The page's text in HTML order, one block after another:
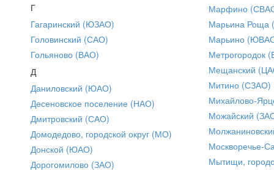
Г
Гагаринский (ЮЗАО)
Головинский (САО)
Гольяново (ВАО)
Д
Даниловский (ЮАО)
Десеновское поселение (НАО)
Дмитровский (САО)
Домодедово, городской округ (МО)
Донской (ЮАО)
Дорогомилово (ЗАО)
Марфино
Марьина Роща
Марьино
Метрогородок
Мещанский
Митино (СЗАО)
Михайлово-
Можайский
Москворечье-
Мытищи,